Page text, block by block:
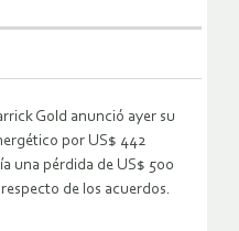
Gold anunció ayer su
por US$ 442
una pérdida de US$ 500
de los acuerdos.